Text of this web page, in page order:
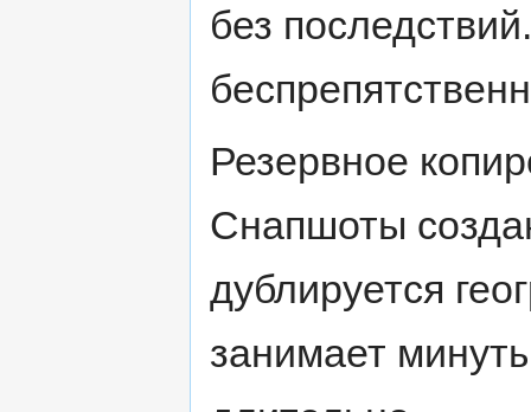
без
Резервное
Снапшоты
дублируется
занимает